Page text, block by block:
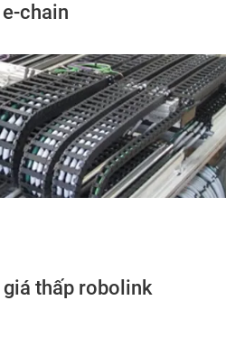
chain
thấp robolink